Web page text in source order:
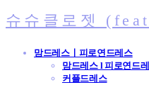
슈슈클로젯
맘드레스ㅣ피로연드레스
맘드레스 l 피로연드
커플드레스